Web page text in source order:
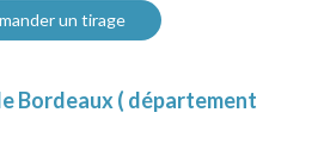
un tirage
Bordeaux ( département